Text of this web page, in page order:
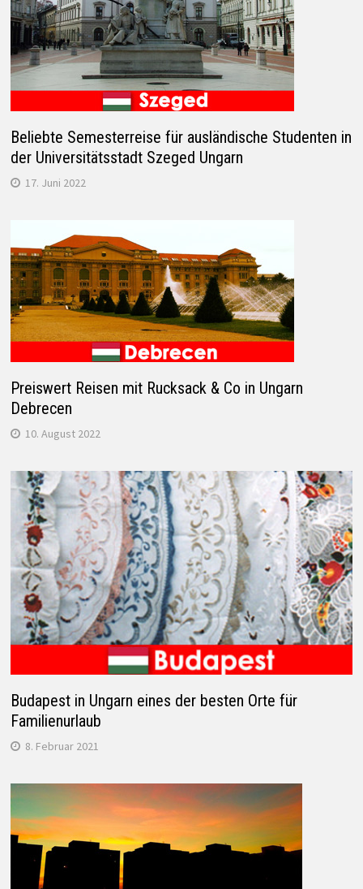
Beliebte Semesterreise für ausländische Studenten in
der Universitätsstadt Szeged Ungarn
17. Juni 2022
Preiswert Reisen mit Rucksack & Co in Ungarn
Debrecen
10. August 2022
Budapest in Ungarn eines der besten Orte für
Familienurlaub
8. Februar 2021